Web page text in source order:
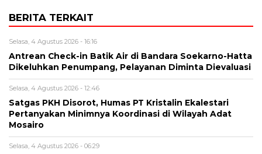
BERITA TERKAIT
Selasa, 4 Agustus 2026 - 16:16
Antrean Check-in Batik Air di Bandara Soekarno-Hatta
Dikeluhkan Penumpang, Pelayanan Diminta Dievaluasi
Selasa, 4 Agustus 2026 - 12:46
Satgas PKH Disorot, Humas PT Kristalin Ekalestari
Pertanyakan Minimnya Koordinasi di Wilayah Adat
Mosairo
Selasa, 4 Agustus 2026 - 06:29